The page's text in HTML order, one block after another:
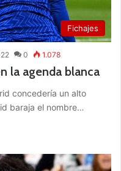
Fichajes
0 1.078
la agenda blanca
concedería un alto
baraja el nombre…